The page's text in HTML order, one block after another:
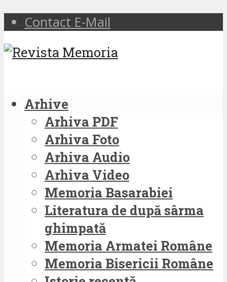
Contact E-Mail
Arhive
Arhiva PDF
Arhiva Foto
Arhiva Audio
Arhiva Video
Memoria Basarabiei
Literatura de după sârma
ghimpată
Memoria Armatei Române
Memoria Bisericii Române